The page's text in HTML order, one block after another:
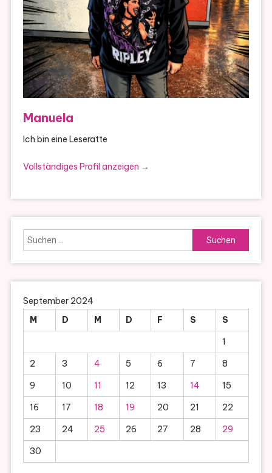
Manuela
Ich bin eine Leseratte
Vollständiges Profil anzeigen →
Suchen
nach:
September 2024
M
D M D F S
S
1
2
3 4 5 6 7
8
9
10 11 12 13 14
15
16
17 18 19 20 21
22
23
24 25 26 27 28
29
30